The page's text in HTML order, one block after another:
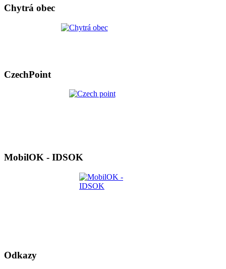
Chytrá obec
CzechPoint
MobilOK - IDSOK
Odkazy